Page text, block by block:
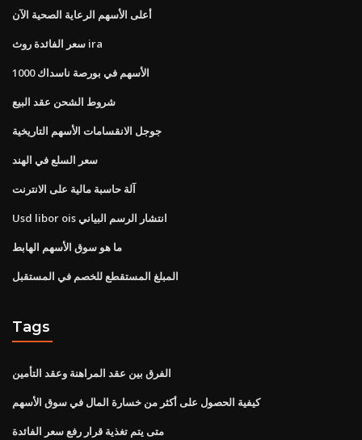
أعلى الأسهم الرعاية الصحية الآن
سعر الفائدة روث ira
الأسهم في بورصة ناسداك 1000
شروط الشحن عقد البيع
جوجل الانقسامات الأسهم التاريخية
سعر السلع في الهند
آلة حاسبة مالية على الانترنت
Usd libor ois انتشار الرسم البياني
ما هو سوق الأسهم الهابط
المبلغ المستقطع للخصم في المستقبل
Tags
الفرق بين عقد المراهنة وعقد التأمين
كيفية الحصول على أكثر من خسارة المال في سوق الأسهم
متى يتم تغذية قرار رفع سعر الفائدة